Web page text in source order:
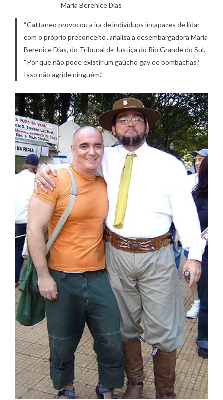
Maria Berenice Dias
“Cattaneo provocou a ira de indivíduos incapazes de lidar
com o próprio preconceito”, analisa a desembargadora Maria
Berenice Dias, do Tribunal de Justiça do Rio Grande do Sul.
“Por que não pode existir um gaúcho gay de bombachas?
Isso não agride ninguém.”